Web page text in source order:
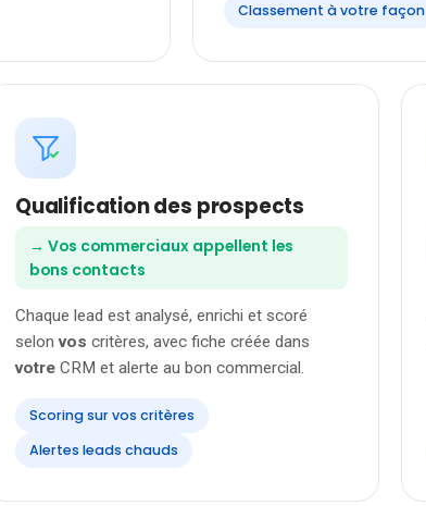
Classement à votre façon
Qualification des prospects
→ Vos commerciaux appellent les
bons contacts
Chaque lead est analysé, enrichi et scoré
selonvos critères, avec fiche créée dans
votre CRM et alerte au bon commercial.
Scoring sur vos critères
Alertes leads chauds